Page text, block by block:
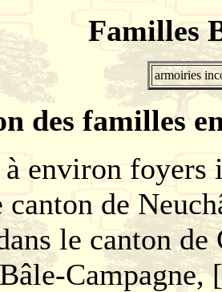
Familles
armoiries
des familles
environ foyers
de
le canton de
Campagne,